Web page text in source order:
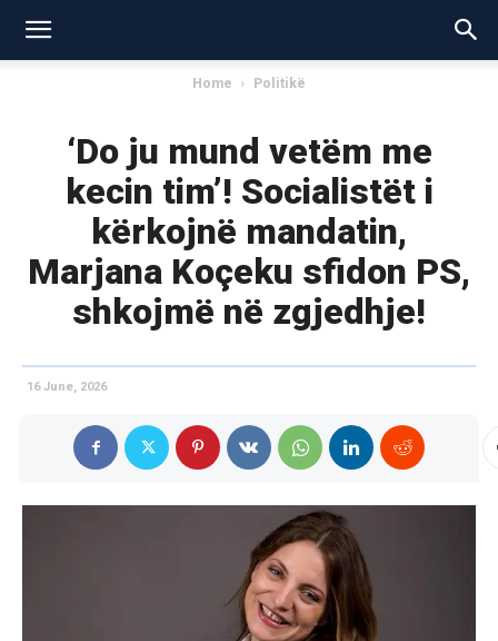
Home Politikë
‘Do ju mund vetëm me
kecin tim’! Socialistët i
kërkojnë mandatin,
Marjana Koçeku sfidon PS,
shkojmë në zgjedhje!
16 June, 2026